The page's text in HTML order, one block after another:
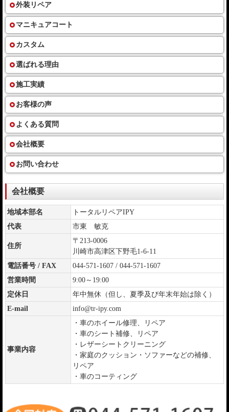
外装リペア
マニキュアコート
カスタム
選ばれる理由
施工実績
お客様の声
よくある質問
会社概要
お問い合わせ
会社概要
地域本部名
トータルリペアIPY
代表
市東 敏克
住所
〒213-0006
川崎市高津区下野毛1-6-11
電話番号 / FAX
044-571-1607 / 044-571-1607
営業時間
9:00～19:00
定休日
年中無休（但し、夏季及び年末年始は除く）
E-mail
info@tr-ipy.com
事業内容
・車のホイール修理、リペア
・車のシート補修、リペア
・レザーシートクリーニング
・家庭のクッション・ソファーなどの補修、
リペア
・車のコーティング